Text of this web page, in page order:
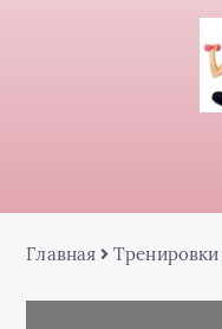
Главная Тренировки